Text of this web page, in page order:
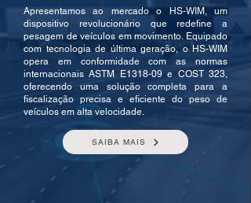
Apresentamos ao mercado o HS-WIM, um
dispositivo revolucionário que redefine a
pesagem de veículos em movimento. Equipado
com tecnologia de última geração, o HS-WIM
opera em conformidade com as normas
internacionais ASTM E1318-09 e COST 323,
oferecendo uma solução completa para a
fiscalização precisa e eficiente do peso de
veículos em alta velocidade.
SAIBA MAIS